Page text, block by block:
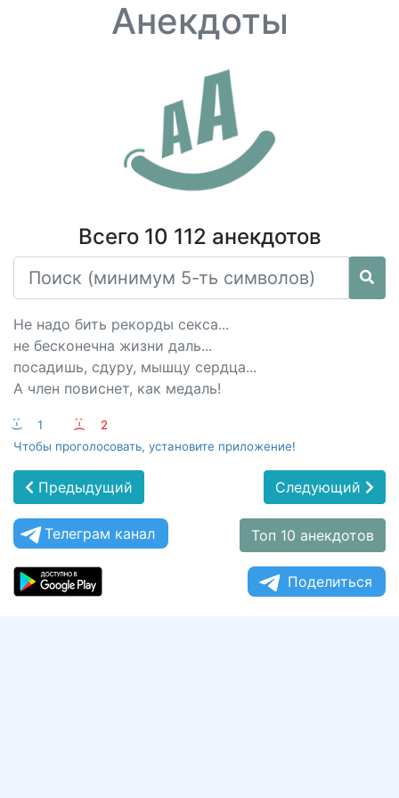
Анекдоты
Всего 10 112 анекдотов
Не надо бить рекорды cекcа...
не бесконечна жизни даль...
посадишь, сдуру, мышцу сердца...
А член повиснет, как медаль!
:-) 1 :-(
2
Чтобы проголосовать, установите приложение!
Предыдущий Следующий
Телеграм канал Топ 10 анекдотов
Поделиться